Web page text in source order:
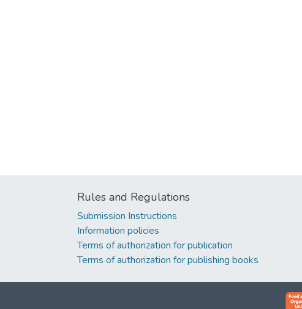
Rules and Regulations
Submission Instructions
Information policies
Terms of authorization for publication
Terms of authorization for publishing books